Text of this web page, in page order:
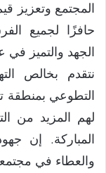
المجتمع وتعزيز
حافزًا لجميع
الجهد والتميز في
نتقدم بخالص
التطوعي بمنطقة
لهم المزيد من
المباركة. إن
والعطاء في